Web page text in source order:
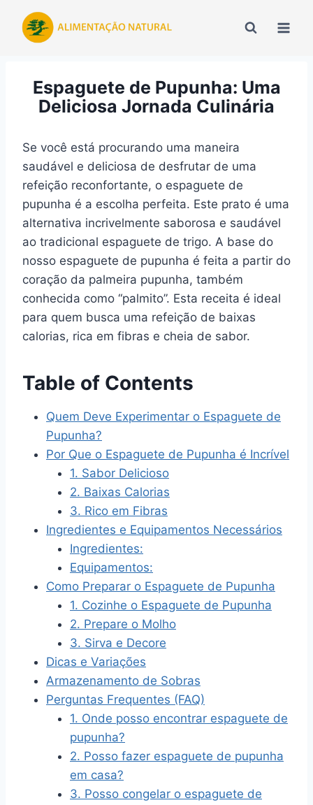
para
Espaguete de Pupunha: Uma
Deliciosa Jornada Culinária
Se você está procurando uma maneira
saudável e deliciosa de desfrutar de uma
refeição reconfortante, o espaguete de
pupunha é a escolha perfeita. Este prato é uma
alternativa incrivelmente saborosa e saudável
ao tradicional espaguete de trigo. A base do
nosso espaguete de pupunha é feita a partir do
coração da palmeira pupunha, também
conhecida como “palmito”. Esta receita é ideal
para quem busca uma refeição de baixas
calorias, rica em fibras e cheia de sabor.
Table of Contents
Quem Deve Experimentar o Espaguete de
Pupunha?
Por Que o Espaguete de Pupunha é Incrível
1. Sabor Delicioso
2. Baixas Calorias
3. Rico em Fibras
Ingredientes e Equipamentos Necessários
Ingredientes:
Equipamentos:
Como Preparar o Espaguete de Pupunha
1. Cozinhe o Espaguete de Pupunha
2. Prepare o Molho
3. Sirva e Decore
Dicas e Variações
Armazenamento de Sobras
Perguntas Frequentes (FAQ)
1. Onde posso encontrar espaguete de
pupunha?
2. Posso fazer espaguete de pupunha
em casa?
3. Posso congelar o espaguete de